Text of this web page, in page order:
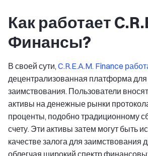
Как работает
Финансы?
В своей сути,C.R.E.A.M. Finance
децентрализованная платформа для
заимствования. Пользователи
активы на денежные рынки
проценты, подобно традиционному
счету. Эти активы затем могут быть
качестве залога для заимствования